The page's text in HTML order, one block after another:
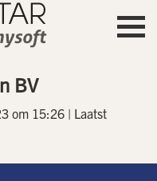
BV
om 15:26 | Laatst